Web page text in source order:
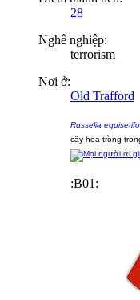
28
Nghề nghiệp:
terrorism
Nơi ở:
Old Trafford
Russelia
cây hoa trồng
:B01: